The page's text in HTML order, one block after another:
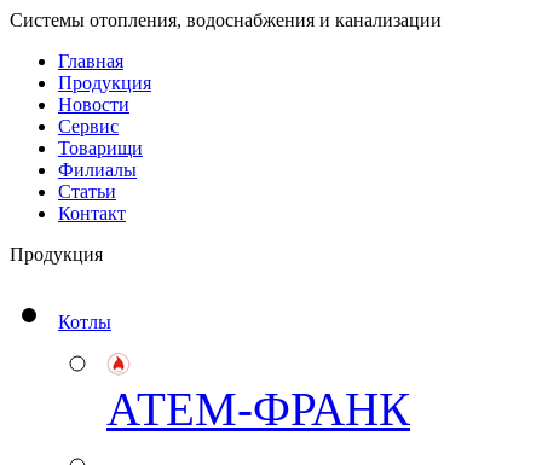
Системы отопления, водоснабжения и канализации
Главная
Продукция
Новости
Сервис
Товарищи
Филиалы
Статьи
Контакт
Продукция
Котлы
АТЕМ-ФРАНК